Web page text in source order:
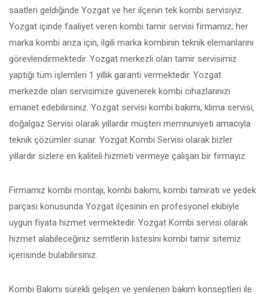
saatleri geldiğinde Yozgat ve her ilçenin tek kombi servisiyiz.
Yozgat içinde faaliyet veren kombi tamir servisi firmamız; her
marka kombi arıza için, ilgili marka kombinin teknik elemanlarını
görevlendirmektedir. Yozgat merkezli olan tamir servisimiz
yaptığı tüm işlemleri 1 yıllık garanti vermektedir. Yozgat
merkezde olan servisimize güvenerek kombi cihazlarınızı
emanet edebilirsiniz. Yozgat servisi kombi bakımı, klima servisi,
doğalgaz Servisi olarak yıllardır müşteri memnuniyeti amacıyla
teknik çözümler sunar. Yozgat Kombi Servisi olarak bizler
yıllardır sizlere en kaliteli hizmeti vermeye çalışan bir firmayız.
Firmamız kombi montajı, kombi bakımı, kombi tamiratı ve yedek
parçası konusunda Yozgat ilçesinin en profesyonel ekibiyle
uygun fiyata hizmet vermektedir. Yozgat Kombi servisi olarak
hizmet alabileceğiniz semtlerin listesini kombi tamir sitemiz
içerisinde bulabilirsiniz.
Kombi Bakımı sürekli gelişen ve yenilenen bakım konseptleri ile